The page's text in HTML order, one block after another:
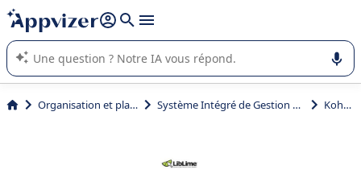
répondre (plusieurs lignes avec
L'IA de Appvizer vous guide dans l'utilisation ou la sélection de
logiciel SaaS en entreprise.
Organisation et planification Système Intégré de Gestion de Bibliothèque (SIGB) Koha ILS